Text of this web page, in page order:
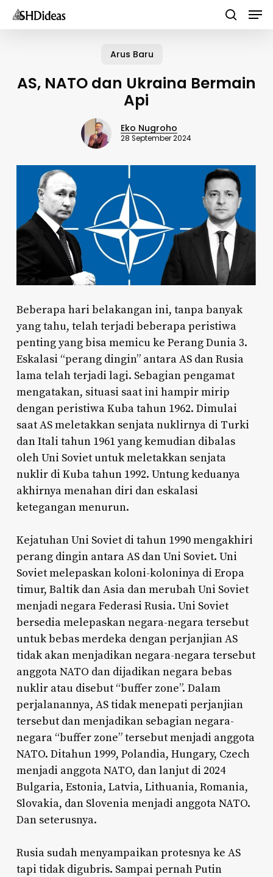
Skip
search
Arus Baru
AS, NATO dan Ukraina Bermain
Api
Eko Nugroho
28 September 2024
Beberapa hari belakangan ini, tanpa banyak
yang tahu, telah terjadi beberapa peristiwa
penting yang bisa memicu ke Perang Dunia 3.
Eskalasi “perang dingin” antara AS dan Rusia
lama telah terjadi lagi. Sebagian pengamat
mengatakan, situasi saat ini hampir mirip
dengan peristiwa Kuba tahun 1962. Dimulai
saat AS meletakkan senjata nuklirnya di Turki
dan Itali tahun 1961 yang kemudian dibalas
oleh Uni Soviet untuk meletakkan senjata
nuklir di Kuba tahun 1992. Untung keduanya
akhirnya menahan diri dan eskalasi
ketegangan menurun.
Kejatuhan Uni Soviet di tahun 1990 mengakhiri
perang dingin antara AS dan Uni Soviet. Uni
Soviet melepaskan koloni-koloninya di Eropa
timur, Baltik dan Asia dan merubah Uni Soviet
menjadi negara Federasi Rusia. Uni Soviet
bersedia melepaskan negara-negara tersebut
untuk bebas merdeka dengan perjanjian AS
tidak akan menjadikan negara-negara tersebut
anggota NATO dan dijadikan negara bebas
nuklir atau disebut “buffer zone”. Dalam
perjalanannya, AS tidak menepati perjanjian
tersebut dan menjadikan sebagian negara-
negara “buffer zone” tersebut menjadi anggota
NATO. Ditahun 1999, Polandia, Hungary, Czech
menjadi anggota NATO, dan lanjut di 2024
Bulgaria, Estonia, Latvia, Lithuania, Romania,
Slovakia, dan Slovenia menjadi anggota NATO.
Dan seterusnya.
Rusia sudah menyampaikan protesnya ke AS
tapi tidak digubris. Sampai pernah Putin